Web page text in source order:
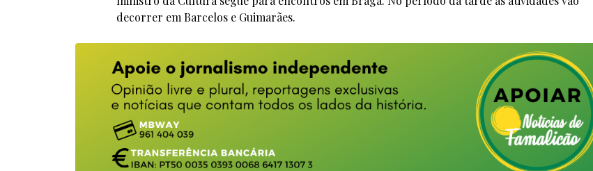
decorrer em Barcelos e Guimarães.